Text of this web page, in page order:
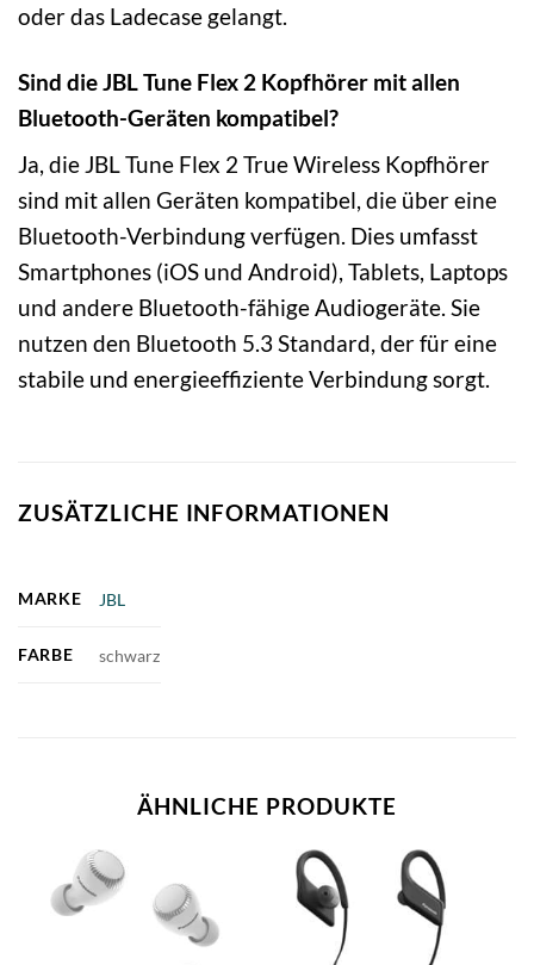
oder das Ladecase gelangt.
Sind die JBL Tune Flex 2 Kopfhörer mit allen
Bluetooth-Geräten kompatibel?
Ja, die JBL Tune Flex 2 True Wireless Kopfhörer
sind mit allen Geräten kompatibel, die über eine
Bluetooth-Verbindung verfügen. Dies umfasst
Smartphones (iOS und Android), Tablets, Laptops
und andere Bluetooth-fähige Audiogeräte. Sie
nutzen den Bluetooth 5.3 Standard, der für eine
stabile und energieeffiziente Verbindung sorgt.
ZUSÄTZLICHE INFORMATIONEN
MARKE JBL
FARBE schwarz
ÄHNLICHE PRODUKTE